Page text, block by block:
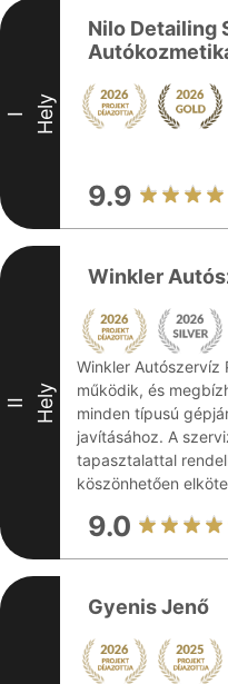
I Hely
Nilo Detailing
9.9
II Hely
Winkler
Winkler Autószervíz
működik, és
minden típusú
javításához. A
tapasztalattal
köszönhetően
9.0
Gyenis Jenő